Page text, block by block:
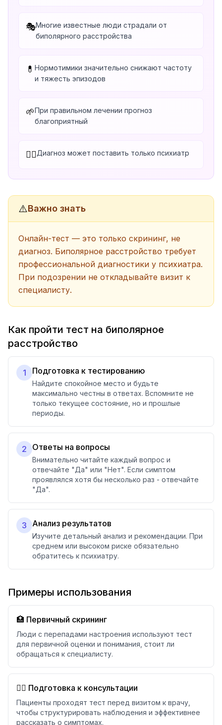
🎭Многие известные люди страдали от
биполярного расстройства
💊 Нормотимики значительно снижают частоту
и тяжесть эпизодов
🌱При правильном лечении прогноз
благоприятный
👨‍⚕️Диагноз может поставить только психиатр
⚠️Важно знать
Онлайн-тест — это только скрининг, не
диагноз. Биполярное расстройство требует
профессиональной диагностики у психиатра.
При подозрении не откладывайте визит к
специалисту.
Как пройти тест на биполярное
расстройство
1 Подготовка к тестированию
Найдите спокойное место и будьте
максимально честны в ответах. Вспомните не
только текущее состояние, но и прошлые
периоды.
2 Ответы на вопросы
Внимательно читайте каждый вопрос и
отвечайте "Да" или "Нет". Если симптом
проявлялся хотя бы несколько раз - отвечайте
"Да".
3 Анализ результатов
Изучите детальный анализ и рекомендации. При
среднем или высоком риске обязательно
обратитесь к психиатру.
Примеры использования
🏥 Первичный скрининг
Люди с перепадами настроения используют тест
для первичной оценки и понимания, стоит ли
обращаться к специалисту.
👨‍⚕️ Подготовка к консультации
Пациенты проходят тест перед визитом к врачу,
чтобы структурировать наблюдения и эффективнее
рассказать о симптомах.